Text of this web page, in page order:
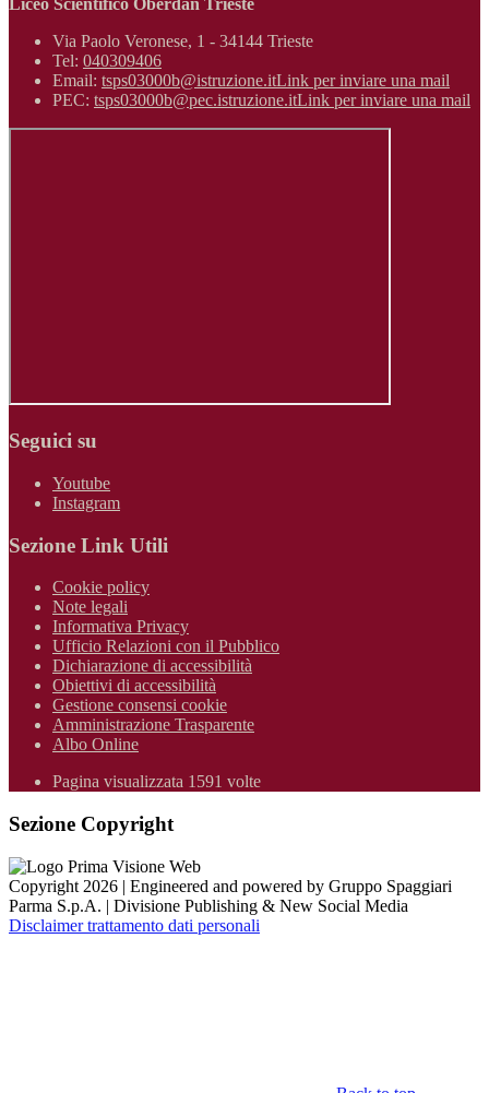
Via Paolo Veronese, 1 - 34144 Trieste
Tel: 040309406
Email: tsps03000b@istruzione.itLink per inviare una mail
PEC: tsps03000b@pec.istruzione.itLink per inviare una mail
Seguici su
Youtube
Instagram
Sezione Link Utili
Cookie policy
Note legali
Informativa Privacy
Ufficio Relazioni con il Pubblico
Dichiarazione di accessibilità
Obiettivi di accessibilità
Gestione consensi cookie
Amministrazione Trasparente
Albo Online
Pagina visualizzata 1591 volte
Sezione Copyright
Copyright 2026 | Engineered and powered by Gruppo Spaggiari
Parma S.p.A. | Divisione Publishing & New Social Media
Disclaimer trattamento dati personali